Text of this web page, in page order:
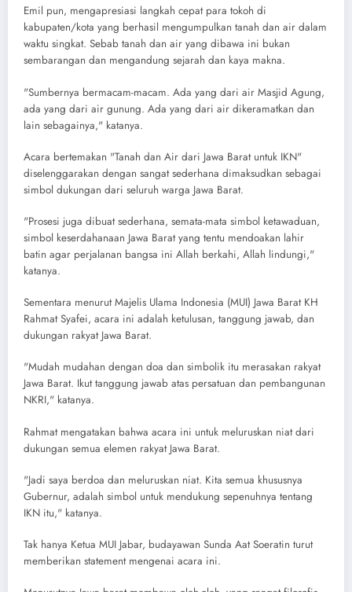
Emil pun, mengapresiasi langkah cepat para tokoh di
kabupaten/kota yang berhasil mengumpulkan tanah dan air dalam
waktu singkat. Sebab tanah dan air yang dibawa ini bukan
sembarangan dan mengandung sejarah dan kaya makna.
"Sumbernya bermacam-macam. Ada yang dari air Masjid Agung,
ada yang dari air gunung. Ada yang dari air dikeramatkan dan
lain sebagainya," katanya.
Acara bertemakan "Tanah dan Air dari Jawa Barat untuk IKN"
diselenggarakan dengan sangat sederhana dimaksudkan sebagai
simbol dukungan dari seluruh warga Jawa Barat.
"Prosesi juga dibuat sederhana, semata-mata simbol ketawaduan,
simbol keserdahanaan Jawa Barat yang tentu mendoakan lahir
batin agar perjalanan bangsa ini Allah berkahi, Allah lindungi,"
katanya.
Sementara menurut Majelis Ulama Indonesia (MUI) Jawa Barat KH
Rahmat Syafei, acara ini adalah ketulusan, tanggung jawab, dan
dukungan rakyat Jawa Barat.
"Mudah mudahan dengan doa dan simbolik itu merasakan rakyat
Jawa Barat. Ikut tanggung jawab atas persatuan dan pembangunan
NKRI," katanya.
Rahmat mengatakan bahwa acara ini untuk meluruskan niat dari
dukungan semua elemen rakyat Jawa Barat.
"Jadi saya berdoa dan meluruskan niat. Kita semua khususnya
Gubernur, adalah simbol untuk mendukung sepenuhnya tentang
IKN itu," katanya.
Tak hanya Ketua MUI Jabar, budayawan Sunda Aat Soeratin turut
memberikan statement mengenai acara ini.